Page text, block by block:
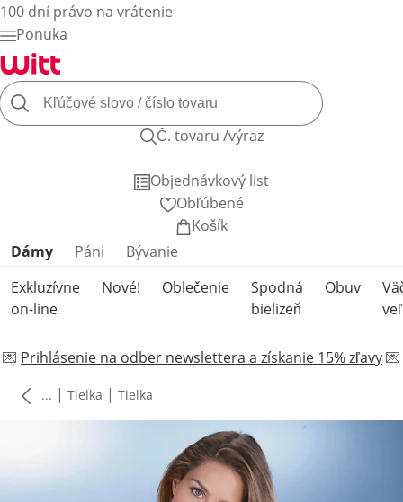
100 dní právo na vrátenie
Ponuka
Č. tovaru /výraz
Objednávkový list
Obľúbené
Košík
Preskočiť kategórie produktov
Dámy Páni
Bývanie
Exkluzívne
on-line
Nové! Oblečenie
Spodná
bielizeň
Obuv
💌 Prihlásenie na odber newslettera a získanie 15% zľavy💌
... | Tielka | Tielka